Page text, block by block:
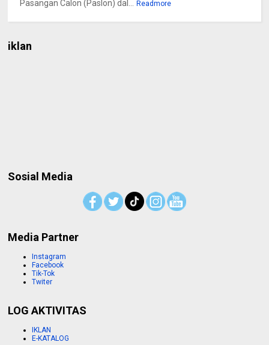
Pasangan Calon (Paslon) dal... Readmore
iklan
Sosial Media
Media Partner
Instagram
Facebook
Tik-Tok
Twiter
LOG AKTIVITAS
IKLAN
E-KATALOG